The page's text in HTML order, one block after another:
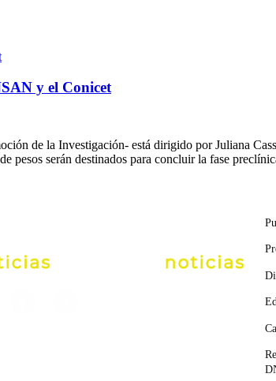
y el Conicet
de la Investigación- está dirigido por Juliana
pesos serán destinados para concluir la fase